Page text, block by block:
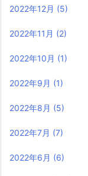
2022年12月 (5)
2022年11月 (2)
2022年10月 (1)
2022年9月 (1)
2022年8月 (5)
2022年7月 (7)
2022年6月 (6)